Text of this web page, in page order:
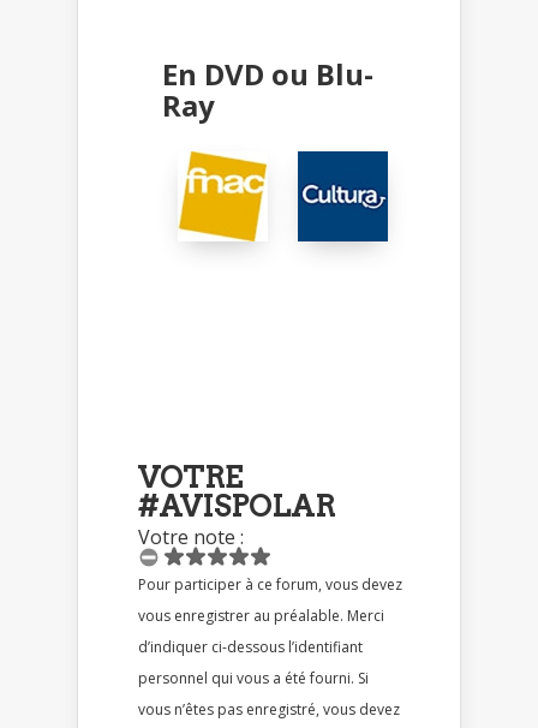
En DVD ou Blu-
Ray
VOTRE
#AVISPOLAR
Votre note :
Pour participer à ce forum, vous devez
vous enregistrer au préalable. Merci
d’indiquer ci-dessous l’identifiant
personnel qui vous a été fourni. Si
vous n’êtes pas enregistré, vous devez